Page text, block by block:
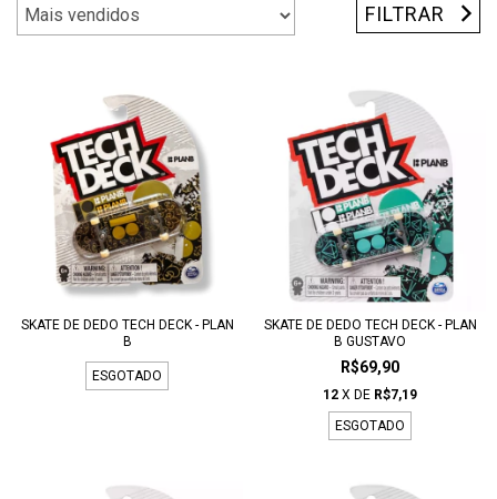
FILTRAR
SKATE DE DEDO TECH DECK - PLAN
B
ESGOTADO
SKATE DE DEDO TECH DECK - PLAN
B GUSTAVO
R$69,90
12 X DE R$7,19
ESGOTADO